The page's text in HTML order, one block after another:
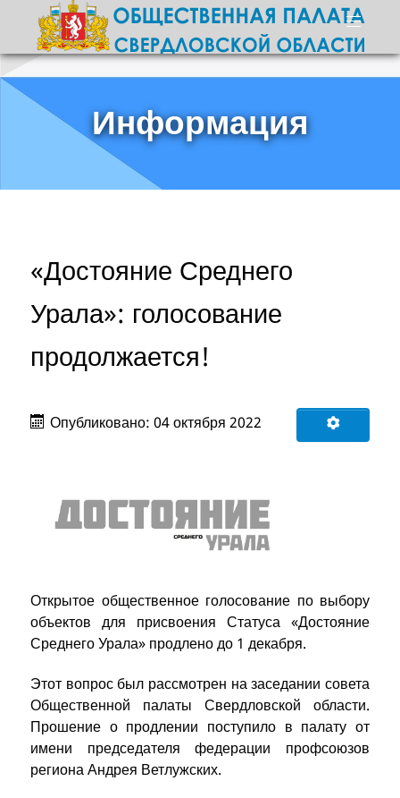
Информация
«Достояние Среднего
Урала»: голосование
продолжается!
Опубликовано: 04 октября 2022
Открытое общественное голосование по выбору
объектов для присвоения Статуса «Достояние
Среднего Урала» продлено до 1 декабря.
Этот вопрос был рассмотрен на заседании совета
Общественной палаты Свердловской области.
Прошение о продлении поступило в палату от
имени председателя федерации профсоюзов
региона Андрея Ветлужских.